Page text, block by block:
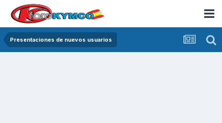
Presentaciones de nuevos usuarios